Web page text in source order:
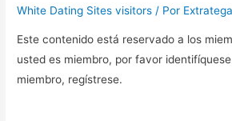
White Dating Sites visitors / Por
Este contenido está reservado a los
usted es miembro, por favor
miembro, regístrese.